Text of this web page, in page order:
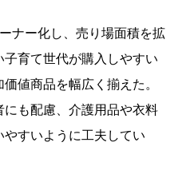
ナー化し、売り場面積を拡
育て世代が購入しやすい
値商品を幅広く揃えた。
も配慮、介護用品や衣料
すいように工夫してい